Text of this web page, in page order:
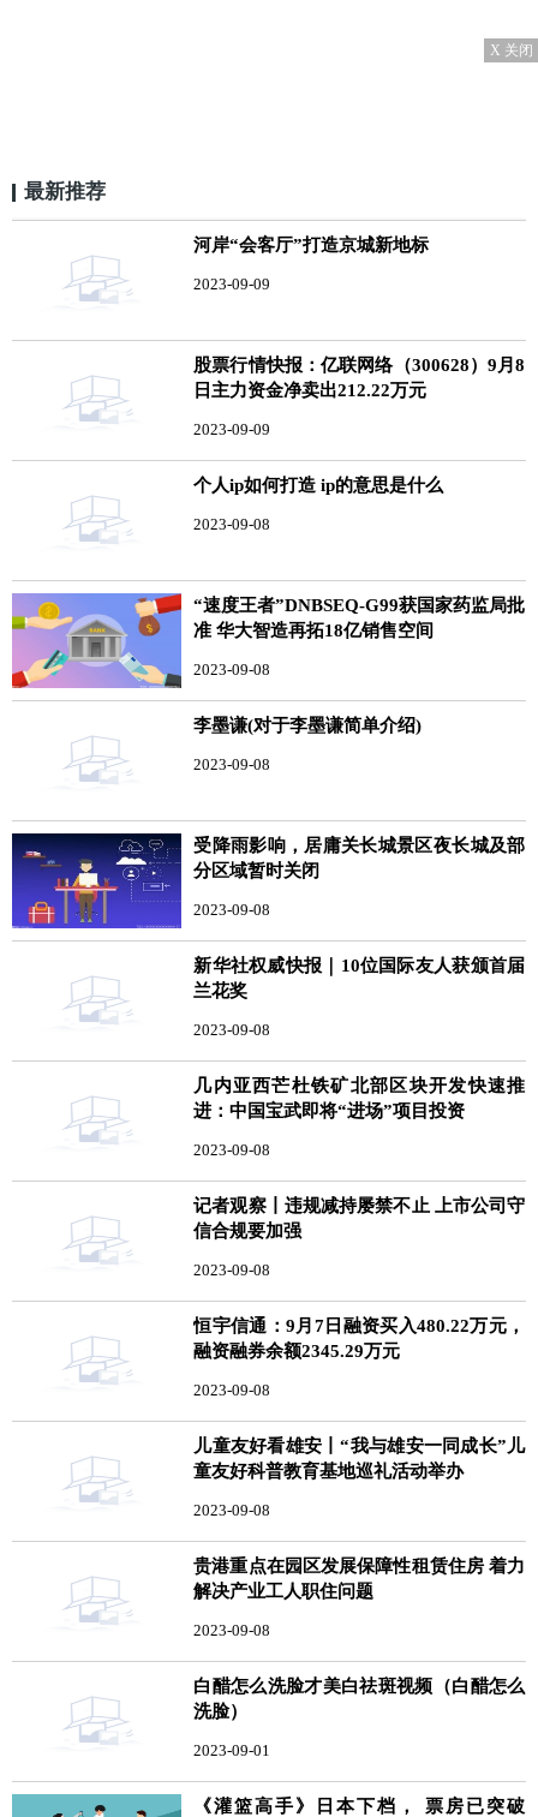
X 关闭
最新推荐
河岸“会客厅”打造京城新地标
2023-09-09
股票行情快报：亿联网络（300628）9月8
日主力资金净卖出212.22万元
2023-09-09
个人ip如何打造 ip的意思是什么
2023-09-08
“速度王者”DNBSEQ-G99获国家药监局批
准 华大智造再拓18亿销售空间
2023-09-08
李墨谦(对于李墨谦简单介绍)
2023-09-08
受降雨影响，居庸关长城景区夜长城及部
分区域暂时关闭
2023-09-08
新华社权威快报｜10位国际友人获颁首届
兰花奖
2023-09-08
几内亚西芒杜铁矿北部区块开发快速推
进：中国宝武即将“进场”项目投资
2023-09-08
记者观察丨违规减持屡禁不止 上市公司守
信合规要加强
2023-09-08
恒宇信通：9月7日融资买入480.22万元，
融资融券余额2345.29万元
2023-09-08
儿童友好看雄安丨“我与雄安一同成长”儿
童友好科普教育基地巡礼活动举办
2023-09-08
贵港重点在园区发展保障性租赁住房 着力
解决产业工人职住问题
2023-09-08
白醋怎么洗脸才美白祛斑视频（白醋怎么
洗脸）
2023-09-01
《灌篮高手》日本下档， 票房已突破